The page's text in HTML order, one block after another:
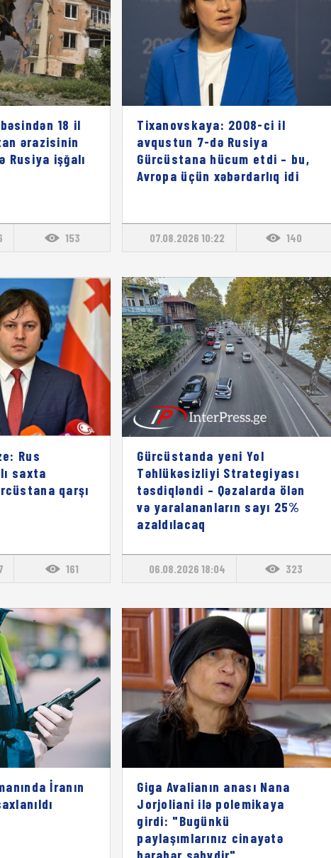
18 il
ərazisinin
Rusiya işğalı
153
Tixanovskaya: 2008-ci il
avqustun 7-də Rusiya
Gürcüstana hücum etdi – bu,
Avropa üçün xəbərdarlıq idi
07.08.2026 10:22 140
Rus
saxta
qarşı
161
Gürcüstanda yeni Yol
Təhlükəsizliyi Strategiyası
təsdiqləndi – Qəzalarda ölən
və yaralananların sayı 25%
azaldılacaq
06.08.2026 18:04 323
İranın
Giga Avalianın anası Nana
Jorjoliani ilə polemikaya
girdi: "Bugünkü
paylaşımlarınız cinayətə
bərabər səhvdir"